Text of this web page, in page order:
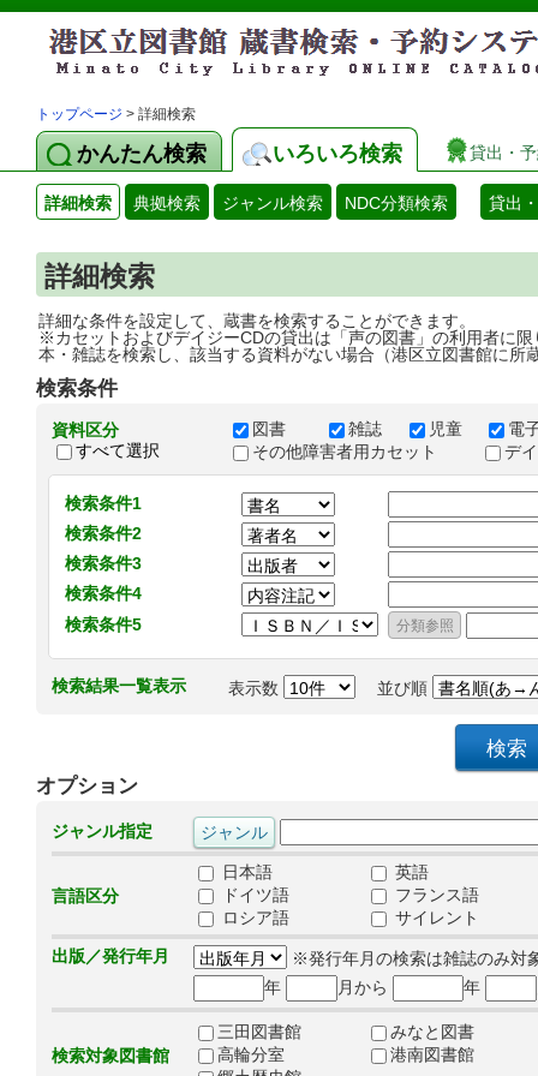
トップページ > 詳細検索
かんたん検索 いろいろ検索 貸出・
詳細検索 典拠検索 ジャンル検索 NDC分類検索 貸出
詳細検索
詳細な条件を設定して、蔵書を検索することができます。
※カセットおよびデイジーCDの貸出は「声の図書」の利用者に限
本・雑誌を検索し、該当する資料がない場合（港区立図書館に所
検索条件
資料区分
すべて選択
図書 雑誌 児童
電
その他障害者用カセット
デ
検索条件1
検索条件2
検索条件3
検索条件4
検索条件5
検索結果一覧表示 表示数 並び順
オプション
ジャンル指定
言語区分
日本語
英語
ドイツ語
フランス語
ロシア語
サイレント
出版／発行年月
※発行年月の検索は雑誌のみ対
年
月から 年
検索対象図書館
三田図書館
みなと図書
高輪分室
港南図書館